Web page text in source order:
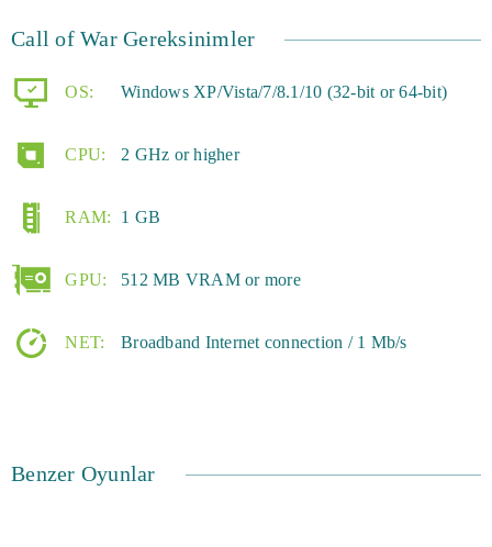
Call of War Gereksinimler
OS: Windows XP/Vista/7/8.1/10 (32-bit or 64-bit)
CPU: 2 GHz or higher
RAM: 1 GB
GPU: 512 MB VRAM or more
NET: Broadband Internet connection / 1 Mb/s
Benzer Oyunlar